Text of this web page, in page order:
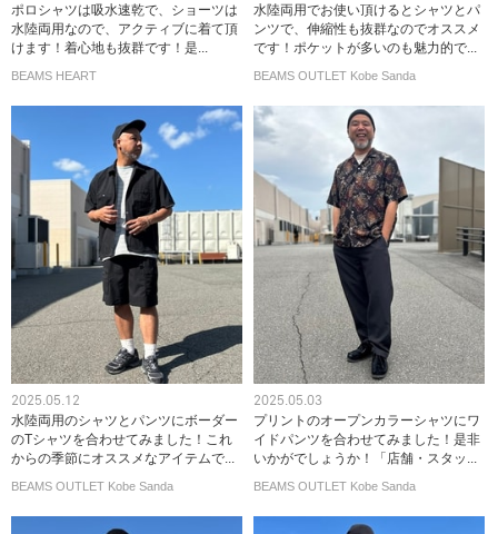
ポロシャツは吸水速乾で、ショーツは
水陸両用なので、アクティブに着て頂
けます！着心地も抜群です！是...
BEAMS HEART
水陸両用でお使い頂けるとシャツとパ
ンツで、伸縮性も抜群なのでオススメ
です！ポケットが多いのも魅力的で...
BEAMS OUTLET Kobe Sanda
2025.05.12
水陸両用のシャツとパンツにボーダー
のTシャツを合わせてみました！これ
からの季節にオススメなアイテムで...
BEAMS OUTLET Kobe Sanda
2025.05.03
プリントのオープンカラーシャツにワ
イドパンツを合わせてみました！是非
いかがでしょうか！「店舗・スタッ...
BEAMS OUTLET Kobe Sanda